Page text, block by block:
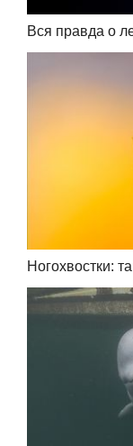
Вся правда о
Ногохвостки: